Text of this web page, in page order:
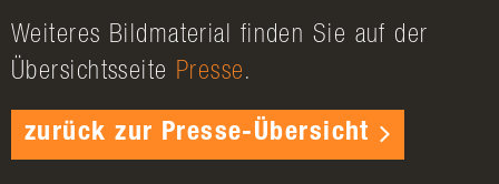
Weiteres Bildmaterial finden Sie auf der
Übersichtsseite Presse.
zurück zur Presse-Übersicht